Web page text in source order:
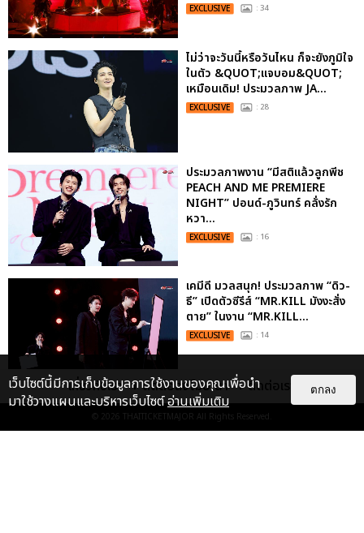
EXCLUSIVE : 34
ไม่ว่าจะวันนี้หรือวันไหน ก็จะยังภูมิใจ
ในตัว &QUOT;แจบอม&QUOT;
เหมือนเดิม! ประมวลภาพ JA...
EXCLUSIVE : 28
ประมวลภาพงาน “มีสติแล้วลูกพีช
PEACH AND ME PREMIERE
NIGHT” ปอนด์-ภูวินทร์ คลั่งรัก
หวา...
EXCLUSIVE : 16
เคมีดี มวลสนุก! ประมวลภาพ “ดิว-
ธี” เปิดตัวซีรีส์ “MR.KILL มังงะสั่ง
ตาย” ในงาน “MR.KILL...
EXCLUSIVE : 14
“ช่วงเวลาที่ไม่ได้เจอกันพิสูจน์แล้วว่า
รักแท้จะไม่มีวันจางหาย” ประมวล
ภาพ JAEHYUN กับแฟน...
เกี่ยวกับเรา ติดต่อลงโฆษณา ติดต่อเรา
© 2026 THAITICKETMAJOR All Rights Reserved.
เว็บไซต์นี้มีการเก็บข้อมูลการใช้งานของคุณเพื่อนำ
มาใช้วางแผนและบริหารเว็บไซต์อ่านเพิ่มเติม
ตกลง